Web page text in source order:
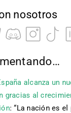
nosotros
alcanza un
gracias al
: “La nación es el